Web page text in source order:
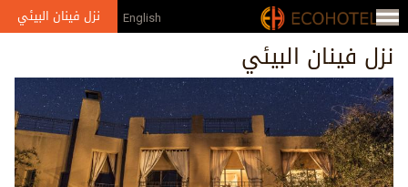
Jump to navigation
English نزل فينان البيئي
نزل فينان البيئي